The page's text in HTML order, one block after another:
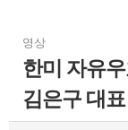
영상
한미 자유
김은구 대표